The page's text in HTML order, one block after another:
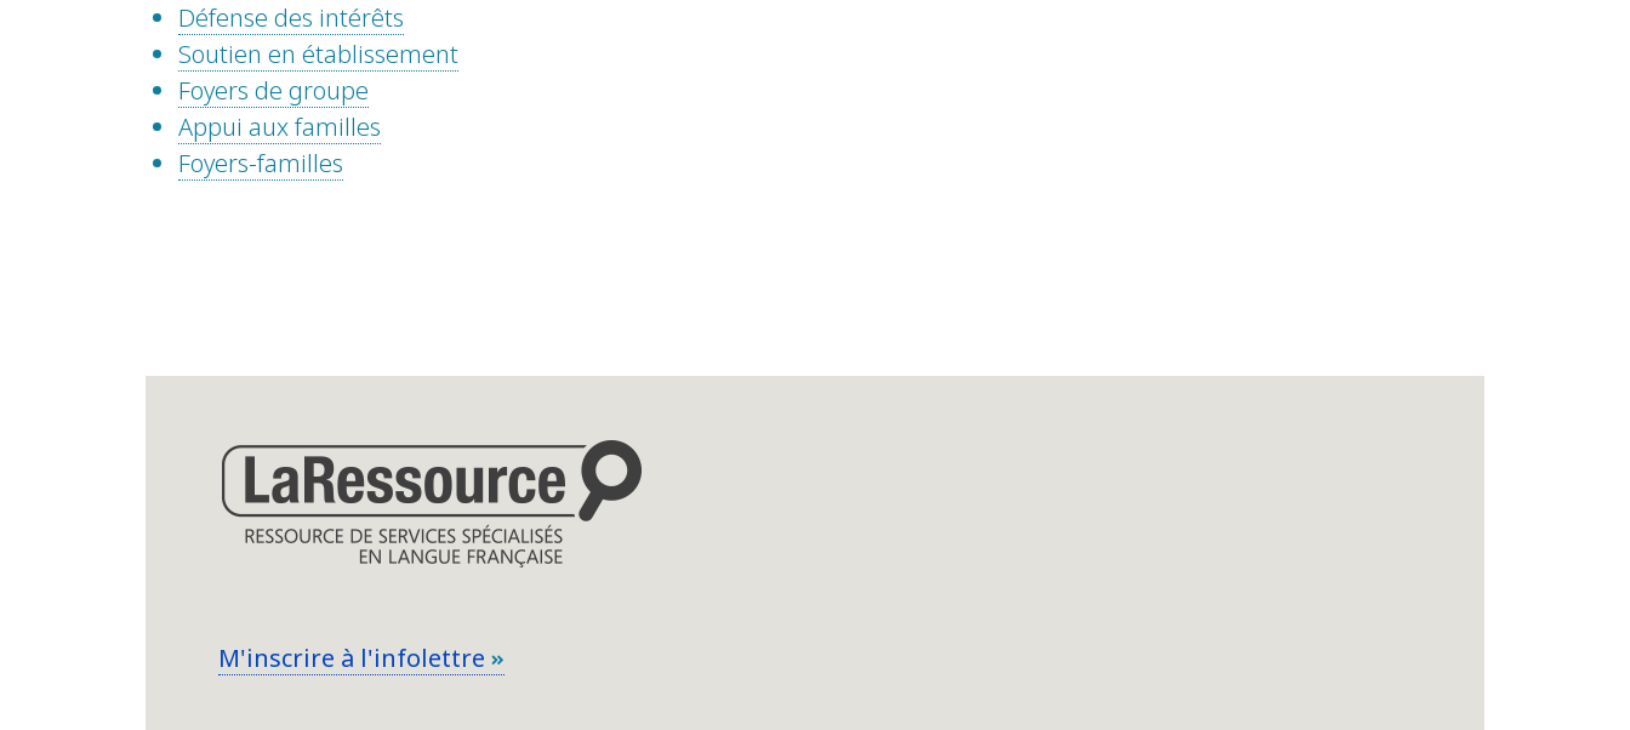
Défense des intérêts
Soutien en établissement
Foyers de groupe
Appui aux familles
Foyers-familles
M'inscrire à l'infolettre